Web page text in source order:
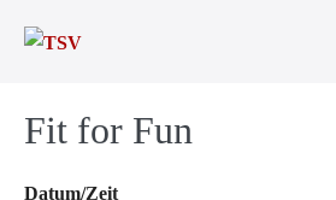
Inhalt
Fit for Fun
Datum/Zeit